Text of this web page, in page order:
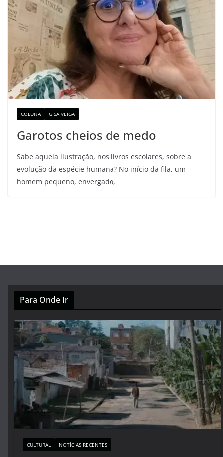
COLUNA GISA VEIGA
Garotos cheios de medo
Sabe aquela ilustração, nos livros escolares, sobre a
evolução da espécie humana? No início da fila, um
homem pequeno, envergado,
Para Onde Ir
CULTURAL NOTÍCIAS RECENTES